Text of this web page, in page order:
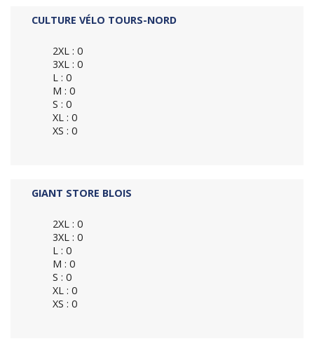
CULTURE VÉLO TOURS-NORD
2XL : 0
3XL : 0
L : 0
M : 0
S : 0
XL : 0
XS : 0
GIANT STORE BLOIS
2XL : 0
3XL : 0
L : 0
M : 0
S : 0
XL : 0
XS : 0